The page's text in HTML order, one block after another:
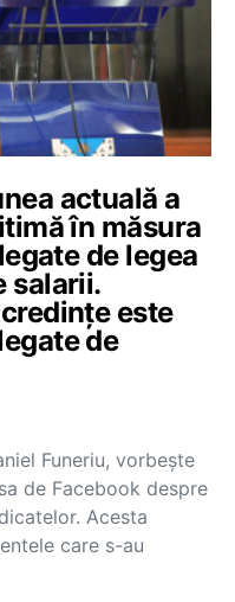
actuală a
în măsura
de legea
salarii.
este
de
Funeriu, vorbește
de Facebook despre
Acesta
care s-au